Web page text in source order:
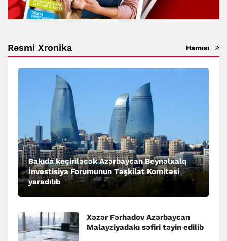
Rəsmi Xronika Hamısı
Bakıda keçiriləcək Azərbaycan Beynəlxalq
İnvestisiya Forumunun Təşkilat Komitəsi
yaradılıb
Xəzər Fərhadov Azərbaycan
Malayziyadakı səfiri təyin edilib